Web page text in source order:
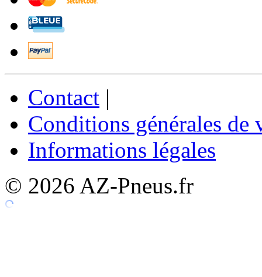
Contact |
Conditions générales de
Informations légales
© 2026 AZ-Pneus.fr